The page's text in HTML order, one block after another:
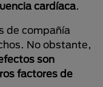
cardíaca.
de compañía
No obstante,
son
factores de